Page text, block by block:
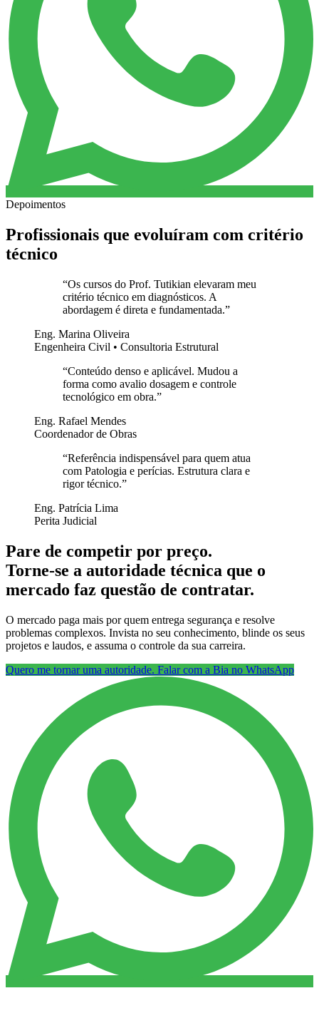
Depoimentos
Profissionais que evoluíram com critério
técnico
“Os cursos do Prof. Tutikian elevaram meu
critério técnico em diagnósticos. A
abordagem é direta e fundamentada.”
Eng. Marina Oliveira
Engenheira Civil • Consultoria Estrutural
“Conteúdo denso e aplicável. Mudou a
forma como avalio dosagem e controle
tecnológico em obra.”
Eng. Rafael Mendes
Coordenador de Obras
“Referência indispensável para quem atua
com Patologia e perícias. Estrutura clara e
rigor técnico.”
Eng. Patrícia Lima
Perita Judicial
Pare de competir por preço.
Torne-se a autoridade técnica que o
mercado faz questão de contratar.
O mercado paga mais por quem entrega segurança e resolve
problemas complexos. Invista no seu conhecimento, blinde os seus
projetos e laudos, e assuma o controle da sua carreira.
Quero me tornar uma autoridade. Falar com a Bia no WhatsApp